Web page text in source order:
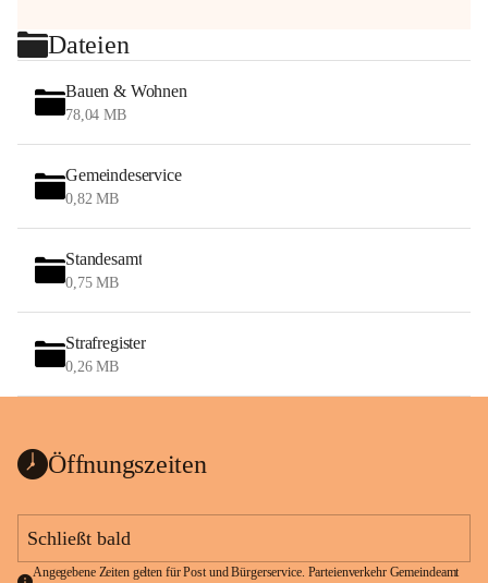
Dateien
Bauen & Wohnen
78,04 MB
Gemeindeservice
0,82 MB
Standesamt
0,75 MB
Strafregister
0,26 MB
Öffnungszeiten
Schließt bald
Angegebene Zeiten gelten für Post und Bürgerservice. Parteienverkehr Gemeindeamt